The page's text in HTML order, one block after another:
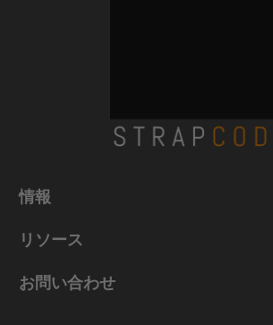
情報
リソース
お問い合わせ